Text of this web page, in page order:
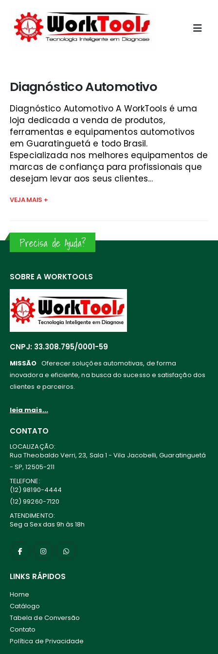
Diagnóstico Automotivo
Diagnóstico Automotivo A WorkTools é uma
loja dedicada a venda de produtos,
ferramentas e equipamentos automotivos
em Guaratinguetá e todo Brasil.
Especializada nos melhores equipamentos de
marcas de confiança para profissionais que
desejam levar aos seus clientes...
VEJA MAIS +
Precisa de Ajuda?
SOBRE A WORKTOOLS
CNPJ: 33.308.795/0001-59
MISSÃO Oferecer soluções automotivas, de forma
inovadora e eficiente, na busca do sucesso e satisfação dos
clientes e parceiros.
leia mais...
CONTATO
LOCALIZAÇÃO:
Rua Theobaldo Verri, 23, Sala 1 - Vila Jacobelli, Guaratinguetá
- SP, 12505-211
TELEFONE:
(12) 98190-4444
(12) 99260-7120
ATENDIMENTO:
Seg a Sex das 9h às 18h
LINKS RÁPIDOS
Home
Catálogo
Tabela de Conversão
Contato
Política de Privacidade